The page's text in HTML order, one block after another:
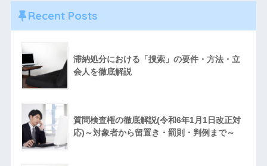
Recent Posts
滞納処分における「捜索」の要件・方法・立
会人を徹底解説
質問検査権の徹底解説(令和6年1月1日改正対
応)～対象者から留置き・罰則・判例まで～